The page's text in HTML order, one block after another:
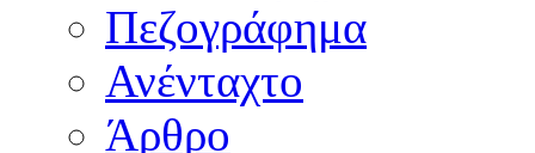
Πεζογράφημα
Ανένταχτο
Άρθρο